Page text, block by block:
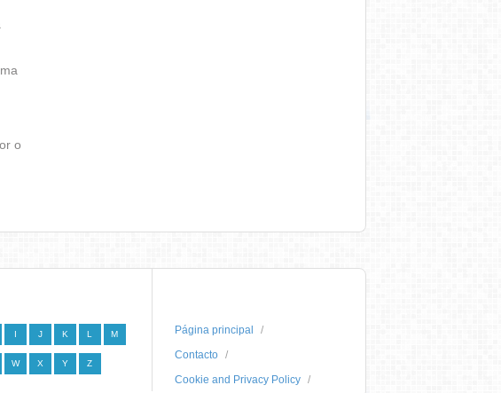
o
I J K L M
W X Y Z
Página principal
Contacto
Cookie and Privacy Policy